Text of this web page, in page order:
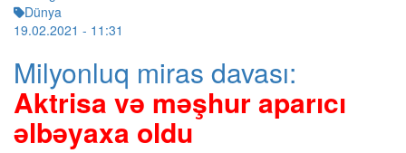
Dünya
19.02.2021 - 11:31
Milyonluq miras davası:
Aktrisa və məşhur aparıcı
əlbəyaxa oldu